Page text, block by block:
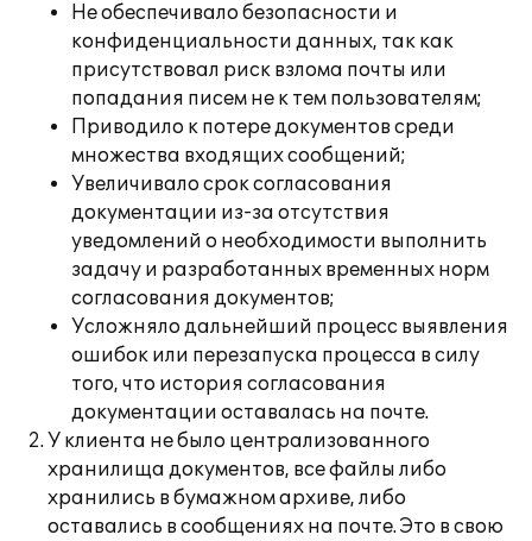
Не обеспечивало безопасности и
конфиденциальности данных, так как
присутствовал риск взлома почты или
попадания писем не к тем пользователям;
Приводило к потере документов среди
множества входящих сообщений;
Увеличивало срок согласования
документации из-за отсутствия
уведомлений о необходимости выполнить
задачу и разработанных временных норм
согласования документов;
Усложняло дальнейший процесс выявления
ошибок или перезапуска процесса в силу
того, что история согласования
документации оставалась на почте.
У клиента не было централизованного
хранилища документов, все файлы либо
хранились в бумажном архиве, либо
оставались в сообщениях на почте. Это в свою